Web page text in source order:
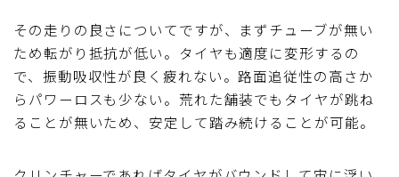
その走りの良さについてですが、まずチューブが無い
ため転がり抵抗が低い。タイヤも適度に変形するの
で、振動吸収性が良く疲れない。路面追従性の高さか
らパワーロスも少ない。荒れた舗装でもタイヤが跳ね
ることが無いため、安定して踏み続けることが可能。